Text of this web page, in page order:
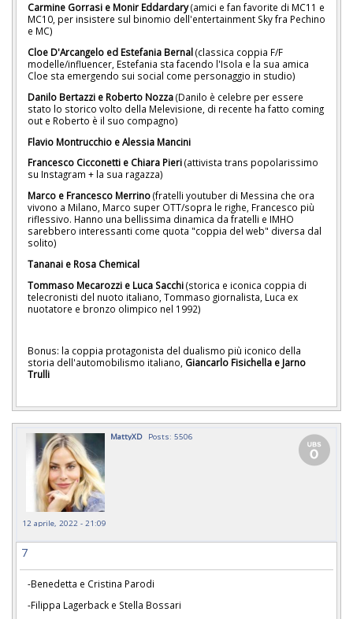
Carmine Gorrasi e Monir Eddardary(amici e fan favorite di MC11 e
MC10, per insistere sul binomio dell'entertainment Sky fra Pechino
e MC)
Cloe D'Arcangelo ed Estefania Bernal(classica coppia F/F
modelle/influencer, Estefania sta facendo l'Isola e la sua amica
Cloe sta emergendo sui social come personaggio in studio)
Danilo Bertazzi e Roberto Nozza(Danilo è celebre per essere
stato lo storico volto della Melevisione, di recente ha fatto coming
out e Roberto è il suo compagno)
Flavio Montrucchio e Alessia Mancini
Francesco Cicconetti e Chiara Pieri(attivista trans popolarissimo
su Instagram + la sua ragazza)
Marco e Francesco Merrino(fratelli youtuber di Messina che ora
vivono a Milano, Marco super OTT/sopra le righe, Francesco più
riflessivo. Hanno una bellissima dinamica da fratelli e IMHO
sarebbero interessanti come quota "coppia del web" diversa dal
solito)
Tananai e Rosa Chemical
Tommaso Mecarozzi e Luca Sacchi(storica e iconica coppia di
telecronisti del nuoto italiano, Tommaso giornalista, Luca ex
nuotatore e bronzo olimpico nel 1992)
Bonus: la coppia protagonista del dualismo più iconico della
storia dell'automobilismo italiano, Giancarlo Fisichella e Jarno
Trulli
MattyXD Posts: 5506
12 aprile, 2022 - 21:09
7
-Benedetta e Cristina Parodi
-Filippa Lagerback e Stella Bossari